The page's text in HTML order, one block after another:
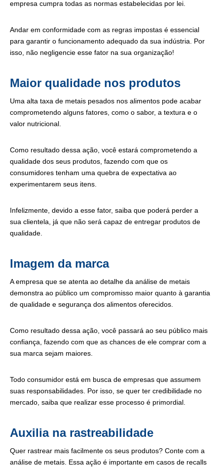
empresa cumpra todas as normas estabelecidas por lei.
Andar em conformidade com as regras impostas é essencial
para garantir o funcionamento adequado da sua indústria. Por
isso, não negligencie esse fator na sua organização!
Maior qualidade nos produtos
Uma alta taxa de metais pesados nos alimentos pode acabar
comprometendo alguns fatores, como o sabor, a textura e o
valor nutricional.
Como resultado dessa ação, você estará comprometendo a
qualidade dos seus produtos, fazendo com que os
consumidores tenham uma quebra de expectativa ao
experimentarem seus itens.
Infelizmente, devido a esse fator, saiba que poderá perder a
sua clientela, já que não será capaz de entregar produtos de
qualidade.
Imagem da marca
A empresa que se atenta ao detalhe da análise de metais
demonstra ao público um compromisso maior quanto à garantia
de qualidade e segurança dos alimentos oferecidos.
Como resultado dessa ação, você passará ao seu público mais
confiança, fazendo com que as chances de ele comprar com a
sua marca sejam maiores.
Todo consumidor está em busca de empresas que assumem
suas responsabilidades. Por isso, se quer ter credibilidade no
mercado, saiba que realizar esse processo é primordial.
Auxilia na rastreabilidade
Quer rastrear mais facilmente os seus produtos? Conte com a
análise de metais. Essa ação é importante em casos de recalls